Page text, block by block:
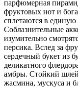
парфюмерная
фруктовых нот и
сплетаются в
Соблазнительные
изумительно
персика. Вслед за
сердечный букет из
деликатного
амбры. Стойкий
жасмина, мускуса и